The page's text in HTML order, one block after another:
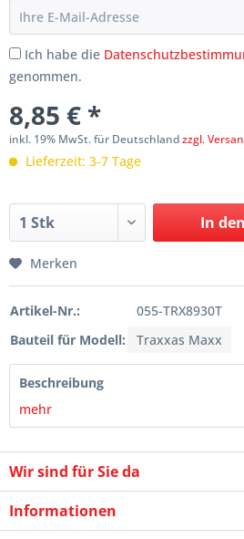
Ich habe die
genommen.
8,85 € *
inkl. 19% MwSt. für Deutschlandzzgl.
Lieferzeit: 3-7 Tage
In den
Merken
Artikel-Nr.:
055-TRX8930T
Bauteil für Modell:
Traxxas Maxx
Beschreibung
mehr
Wir sind für Sie da
Informationen